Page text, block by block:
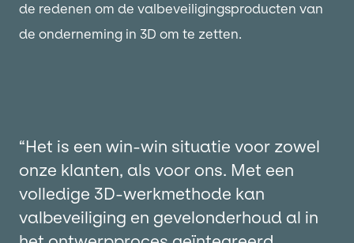
de redenen om de valbeveiligingsproducten van
de onderneming in 3D om te zetten.
“Het is een win-win situatie voor zowel
onze klanten, als voor ons. Met een
volledige 3D-werkmethode kan
valbeveiliging en gevelonderhoud al in